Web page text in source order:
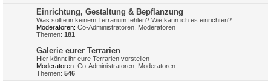
Einrichtung, Gestaltung & Bepflanzung
Was sollte in keinem Terrarium fehlen? Wie kann ich es einrichten?
Moderatoren: Co-Administratoren Moderatoren
Themen: 181
Galerie eurer Terrarien
Hier könnt ihr eure Terrarien vorstellen
Moderatoren: Co-Administratoren Moderatoren
Themen: 546